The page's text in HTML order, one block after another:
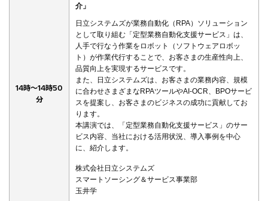
14時～14時50
分
介」
日立システムズが業務自動化（RPA）ソリューション
として取り組む「定型業務自動化支援サービス」は、
人手で行なう作業をロボット（ソフトウェアロボッ
ト）が作業代行することで、お客さまの生産性向上、
品質向上を実現するサービスです。
また、日立システムズは、お客さまの業務内容、規模
に合わせさまざまなRPAツールやAI-OCR、BPOサービ
スを提案し、お客さまのビジネスの成功に貢献してお
ります。
本講演では、「定型業務自動化支援サービス」のサー
ビス内容、当社における活用状況、導入事例を中心
に、紹介します。
株式会社日立システムズ
スマートソーシング＆サービス事業部
玉井学